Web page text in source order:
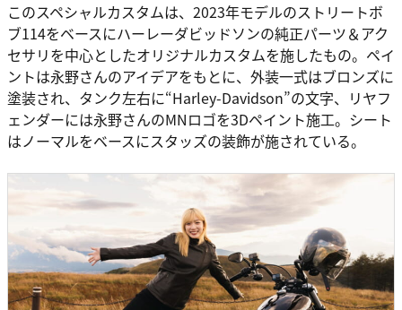
このスペシャルカスタムは、2023年モデルのストリートボ
ブ114をベースにハーレーダビッドソンの純正パーツ＆アク
セサリを中心としたオリジナルカスタムを施したもの。ペイ
ントは永野さんのアイデアをもとに、外装一式はブロンズに
塗装され、タンク左右に“Harley-Davidson”の文字、リヤフ
ェンダーには永野さんのMNロゴを3Dペイント施工。シート
はノーマルをベースにスタッズの装飾が施されている。